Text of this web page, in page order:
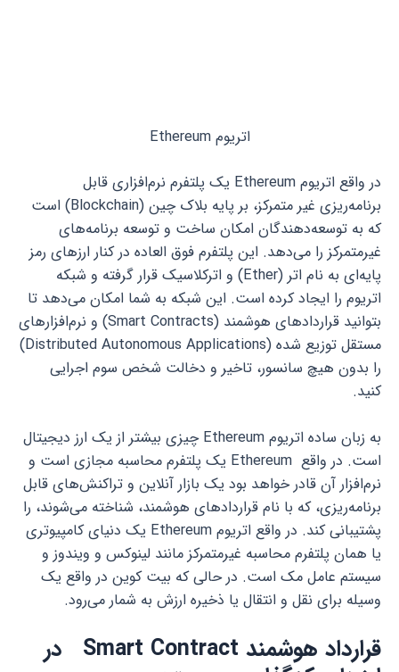
اتریوم Ethereum
در واقع اتریوم Ethereum یک پلتفرم نرم‌افزاری قابل
برنامه‌ریزی غیر متمرکز، بر پایه بلاک چین (Blockchain) است
که به توسعه‌دهندگان امکان ساخت و توسعه برنامه‌های
غیرمتمرکز را می‌دهد. این پلتفرم فوق‌ العاده در کنار ارزهای رمز
پایه‌ای به نام اتر (Ether) و اترکلاسیک قرار گرفته و شبکه
اتریوم را ایجاد کرده است. این شبکه به شما امکان می‌دهد تا
بتوانید قراردادهای هوشمند (Smart Contracts) و نرم‌افزارهای
مستقل توزیع شده (Distributed Autonomous Applications)
را بدون هیچ سانسور، تاخیر و دخالت شخص سوم اجرایی
کنید.
به زبان ساده اتریوم Ethereum چیزی بیشتر از یک ارز دیجیتال
است. در واقع Ethereum یک پلتفرم محاسبه مجازی است و
نرم‌افزار آن قادر خواهد بود یک بازار آنلاین و تراکنش‌های قابل
برنامه‌ریزی، که با نام قراردادهای هوشمند، شناخته می‌شوند، را
پشتیبانی کند. در واقع اتریوم Ethereum یک دنیای کامپیوتری
یا همان پلتفرم محاسبه غیرمتمرکز مانند لینوکس و ویندوز و
سیستم عامل مک است. در حالی که بیت کوین در واقع یک
وسیله برای نقل و انتقال یا ذخیره ارزش به شمار می‌رود.
قرارداد هوشمند Smart Contract در